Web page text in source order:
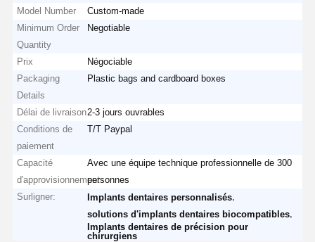
Model Number
Custom-made
Minimum Order
Quantity
Negotiable
Prix
Négociable
Packaging
Details
Plastic bags and cardboard boxes
Délai de livraison2-3 jours ouvrables
Conditions de
paiement
T/T Paypal
Capacité
d'approvisionnement
Avec une équipe technique professionnelle de 300
personnes
Surligner:
Implants dentaires personnalisés
solutions d'implants dentaires biocompatibles
Implants dentaires de précision pour
chirurgiens